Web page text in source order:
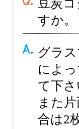
豆炭
すか。
グラ
によ
て下さ
また
合は2